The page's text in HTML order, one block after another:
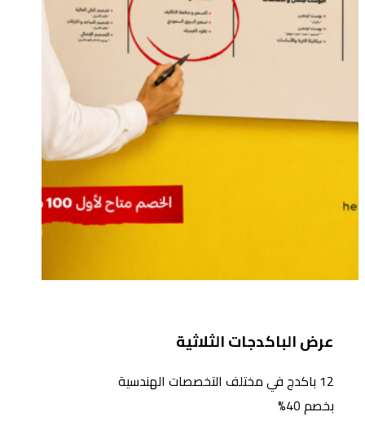
عرض الباكدجات الثلاثية
12 باكدج في مختلف التخصصات الهندسية
بخصم 40%